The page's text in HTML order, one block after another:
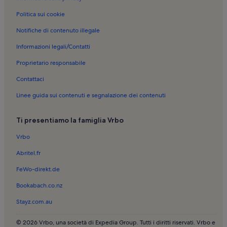
Spiaggia di Marasolo: case vacanza
Museo Whitaker: case vacanza
Giardini Ipogei: case vacanza
Isole Egadi: case vacanza
Grotta del Genovese: case vacanza
Trapani: bed and breakfast
Trapani: case vacanza con animali ammessi
Marsala: ville
Trapani: case vacanza vicino al mare
Politica sui cookie
Notifiche di contenuto illegale
Informazioni legali/Contatti
Proprietario responsabile
Contattaci
Linee guida sui contenuti e segnalazione dei contenuti
Ti presentiamo la famiglia Vrbo
Vrbo
Abritel.fr
FeWo-direkt.de
Bookabach.co.nz
Stayz.com.au
© 2026 Vrbo, una società di Expedia Group. Tutti i diritti riservati. Vrbo e